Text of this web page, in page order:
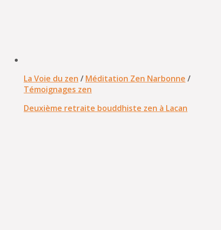
La Voie du zen / Méditation Zen Narbonne /
Témoignages zen
Deuxième retraite bouddhiste zen à Lacan